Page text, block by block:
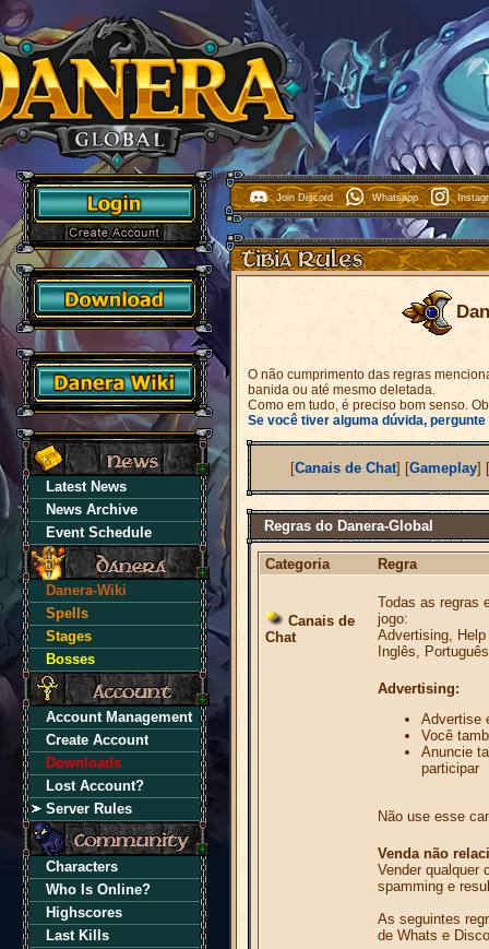
Latest News
News Archive
Event Schedule
Danera-Wiki
Spells
Stages
Bosses
Account Management
Create Account
Downloads
Lost Account?
Server Rules
Characters
Who Is Online?
Highscores
Last Kills
Join Discord Whatsapp
O não cumprimento das regras
banida ou até mesmo deletada.
Como em tudo, é preciso bom senso.
Se você tiver alguma dúvida,
[Canais de Chat] [Gameplay] [
Regras do Danera-Global
Categoria Regra
Canais de
Chat
Todas as regras
jogo:
Advertising,
Inglês,
Advertising:
Advertise
Você
Anuncie
participar
Não use esse
Venda não
Vender qualquer
spamming e
As seguintes
de Whats e